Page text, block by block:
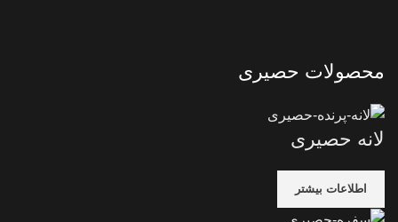
محصولات حصیری
لانه حصیری
اطلاعات بیشتر